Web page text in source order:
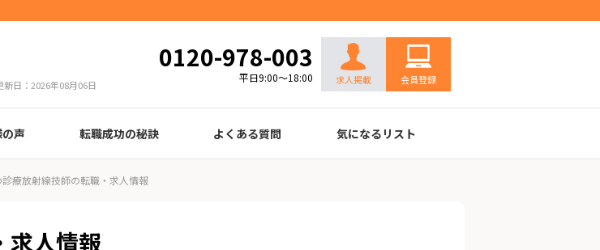
新日：2026年08月06日
0120-978-003
平日9:00～18:00 求人掲載 会員登録
声
師
員
転職成功の秘訣
履歴書の書き方
職務経歴書の書き方
面接の心得
面接のコツ
転職の際に知っておきたいこと
年齢早見表
給与
よくある質問 気になるリスト
診療放射線技師の転職・求人情報
求人情報